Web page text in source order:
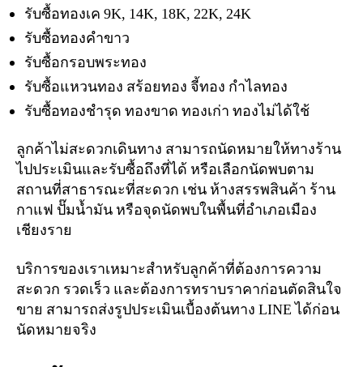
รับซื้อทองเค 9K, 14K, 18K, 22K, 24K
รับซื้อทองคำขาว
รับซื้อกรอบพระทอง
รับซื้อแหวนทอง สร้อยทอง จี้ทอง กำไลทอง
รับซื้อทองชำรุด ทองขาด ทองเก่า ทองไม่ได้ใช้
ลูกค้าไม่สะดวกเดินทาง สามารถนัดหมายให้ทางร้าน
ไปประเมินและรับซื้อถึงที่ได้ หรือเลือกนัดพบตาม
สถานที่สาธารณะที่สะดวก เช่น ห้างสรรพสินค้า ร้าน
กาแฟ ปั๊มน้ำมัน หรือจุดนัดพบในพื้นที่อำเภอเมือง
เชียงราย
บริการของเราเหมาะสำหรับลูกค้าที่ต้องการความ
สะดวก รวดเร็ว และต้องการทราบราคาก่อนตัดสินใจ
ขาย สามารถส่งรูปประเมินเบื้องต้นทาง LINE ได้ก่อน
นัดหมายจริง